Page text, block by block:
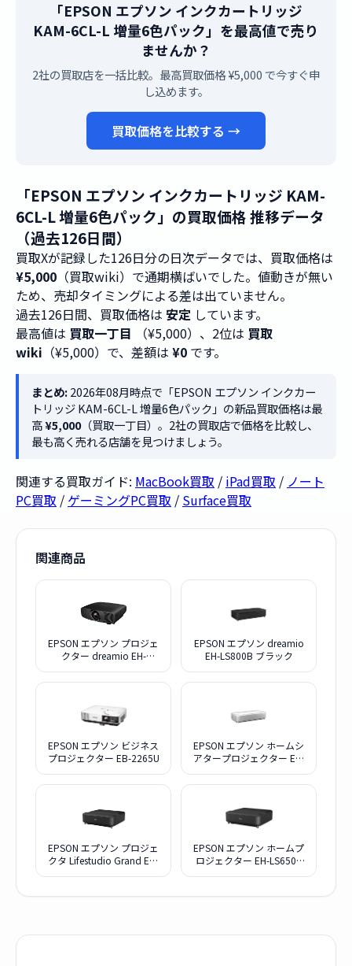
「EPSON エプソン インクカートリッジ
KAM-6CL-L 増量6色パック」を最高値で売り
ませんか？
2社の買取店を一括比較。最高買取価格 ¥5,000 で今すぐ申
し込めます。
買取価格を比較する →
「EPSON エプソン インクカートリッジ KAM-
6CL-L 増量6色パック」の買取価格 推移データ
（過去126日間）
買取Xが記録した126日分の日次データでは、買取価格は
¥5,000 （買取wiki）で通期横ばいでした。値動きが無い
ため、売却タイミングによる差は出ていません。
過去126日間、買取価格は 安定 しています。
最高値は 買取一丁目 （¥5,000）、2位は 買取
wiki （¥5,000）で、差額は ¥0 です。
まとめ:2026年08月時点で「EPSON エプソン インクカー
トリッジ KAM-6CL-L 増量6色パック」の新品買取価格は最
高¥5,000（買取一丁目）。2社の買取店で価格を比較し、
最も高く売れる店舗を見つけましょう。
関連する買取ガイド: MacBook買取 / iPad買取 / ノート
PC買取 / ゲーミングPC買取 / Surface買取
関連商品
EPSON エプソン プロジェ
クター dreamio EH-
EPSON エプソン dreamio
EH-LS800B ブラック
EPSON エプソン ビジネス
プロジェクター EB-2265U
EPSON エプソン ホームシ
アタープロジェクター EH-
EPSON エプソン プロジェ
クタ Lifestudio Grand EH-
EPSON エプソン ホームプ
ロジェクター EH-LS650B